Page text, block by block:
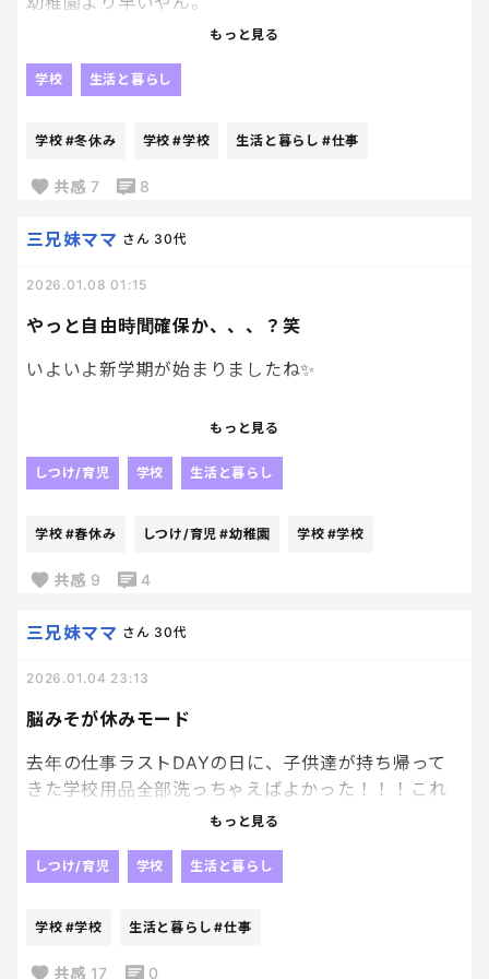
親は完全に見張れない。
これ、忘れるなって話。
こんなんばっかりだろーが。
い。
支援級、というか娘の学校、手抜きすぎ！
冬休みはとっくに終わってんぞ！！
もっと見る
学校 生活と暮らし
学校 #冬休み 学校 #学校 生活と暮らし #仕事
共感 7 8
やっと自由時間確保か、、、？笑
三兄妹ママ さん 30代
2026.01.08 01:15
いよいよ新学期が始まりましたね✨
やっと小学生組が小学校へ！！
いなくなってくれる〜！笑
だかんだ帰ってくるの早くて逆にバタつくんですよ
この期間、早く落ち着いてほしいけど、、
大体、6月ごろまでは落ち着かないですかね😇
もっと見る
しつけ/育児 学校 生活と暮らし
学校 #春休み しつけ/育児 #幼稚園 学校 #学校
共感 9 4
脳みそが休みモード
三兄妹ママ さん 30代
2026.01.04 23:13
去年の仕事ラストDAYの日に、子供達が持ち帰って
きた学校用品全部洗っちゃえばよかった！！！これ
むしろ、早く終わらせよう！！って気持ちはのよ。
だけどね、休みモードに突入してしまうとまっっっ
やらなくなるの。私の場合。笑
もっと見る
しつけ/育児 学校 生活と暮らし
学校 #学校 生活と暮らし #仕事
共感 17 0